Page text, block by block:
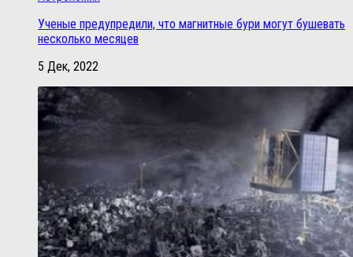
Ученые предупредили, что магнитные бури могут бушевать
несколько месяцев
5 Дек, 2022